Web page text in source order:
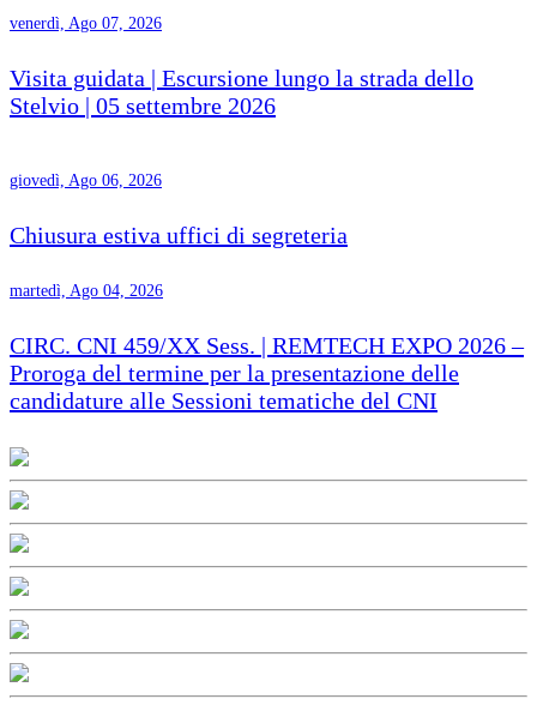
venerdì, Ago 07, 2026
Visita guidata | Escursione lungo la strada dello
Stelvio | 05 settembre 2026
giovedì, Ago 06, 2026
Chiusura estiva uffici di segreteria
martedì, Ago 04, 2026
CIRC. CNI 459/XX Sess. | REMTECH EXPO 2026 –
Proroga del termine per la presentazione delle
candidature alle Sessioni tematiche del CNI